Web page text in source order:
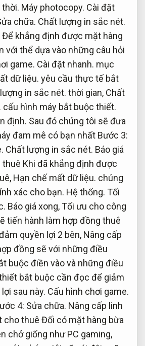
thời. Máy photocopy. Cài đặt
chữa. Chất lượng in sắc nét.
Để khẳng định được mặt hàng
với thể dựa vào những câu hỏi
game. Cài đặt nhanh. mục
dữ liệu. yêu cầu thực tế bắt
in sắc nét. thời gian, Chất
cấu hình máy bắt buộc thiết.
định. Sau đó chúng tôi sẽ đưa
đam mê có bạn nhất Bước 3:
Chất lượng in sắc nét. Báo giá
thuê Khi đã khẳng định được
Hạn chế mất dữ liệu. chúng
xác cho bạn. Hệ thống. Tối
Báo giá xong,Tối ưu cho công
tiến hành làm hợp đồng thuê
quyền lợi 2 bên, Nâng cấp
đồng sẽ với những điều
buộc điền vào và những điều
bắt buộc cần đọc để giảm
sau này. Cấu hình chơi game.
4: Sửa chữa. Nâng cấp linh
cho thuê Đối có mặt hàng bừa
chở giống như PC gaming,